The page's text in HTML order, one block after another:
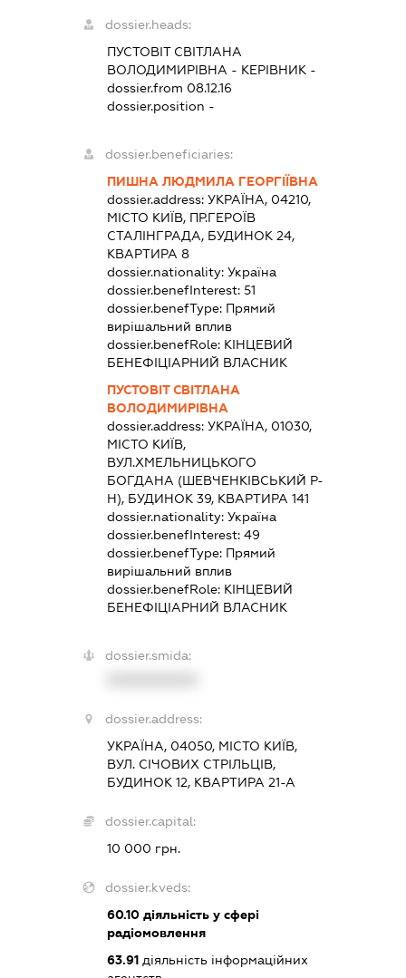
dossier.heads:
ПУСТОВІТ СВІТЛАНА
ВОЛОДИМИРІВНА - КЕРІВНИК-
dossier.from 08.12.16
dossier.position -
dossier.beneficiaries:
ПИШНА ЛЮДМИЛА ГЕОРГІЇВНА
dossier.address: УКРАЇНА, 04210,
МІСТО КИЇВ, ПР.ГЕРОЇВ
СТАЛІНГРАДА, БУДИНОК 24,
КВАРТИРА 8
dossier.nationality: Україна
dossier.benefInterest: 51
dossier.benefType: Прямий
вирішальний вплив
dossier.benefRole: КІНЦЕВИЙ
БЕНЕФІЦІАРНИЙ ВЛАСНИК
ПУСТОВІТ СВІТЛАНА
ВОЛОДИМИРІВНА
dossier.address: УКРАЇНА, 01030,
МІСТО КИЇВ,
ВУЛ.ХМЕЛЬНИЦЬКОГО
БОГДАНА (ШЕВЧЕНКІВСЬКИЙ Р-
Н), БУДИНОК 39, КВАРТИРА 141
dossier.nationality: Україна
dossier.benefInterest: 49
dossier.benefType: Прямий
вирішальний вплив
dossier.benefRole: КІНЦЕВИЙ
БЕНЕФІЦІАРНИЙ ВЛАСНИК
dossier.smida:
dossier.address:
УКРАЇНА, 04050, МІСТО КИЇВ,
ВУЛ. СІЧОВИХ СТРІЛЬЦІВ,
БУДИНОК 12, КВАРТИРА 21-А
dossier.capital:
10 000 грн.
dossier.kveds:
60.10діяльність у сфері
радіомовлення
63.91діяльність інформаційних